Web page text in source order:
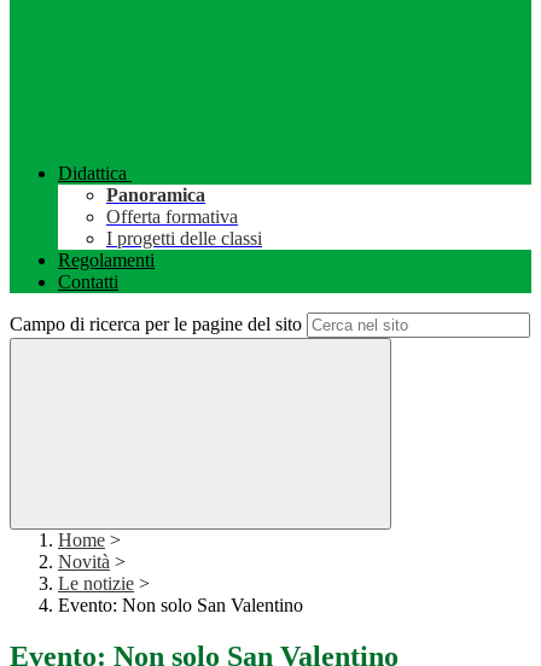
Didattica
Panoramica
Offerta formativa
I progetti delle classi
Regolamenti
Contatti
Campo di ricerca per le pagine del sito
Home >
Novità >
Le notizie >
Evento: Non solo San Valentino
Evento: Non solo San Valentino